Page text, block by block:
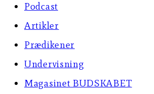
Podcast
Artikler
Prædikener
Undervisning
Magasinet BUDSKABET